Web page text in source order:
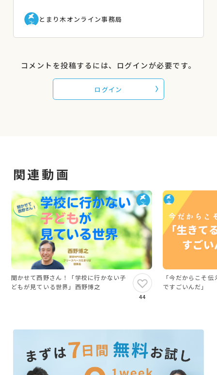
・親の会運営者およびスタッフ
・その他支援団体スタッフ
◆講座開催日：2024年11月6日
【赤い羽根福祉基金 2024年度助成事業】
とまり木オンライン事務局
コメントを投稿するには、ログインが必要です。
ログイン
関連動画
聞かせて西野さん！「学校に行かない子
どもが見ている世界」西野博之
44
「今だからこそ
ですごいんだ」